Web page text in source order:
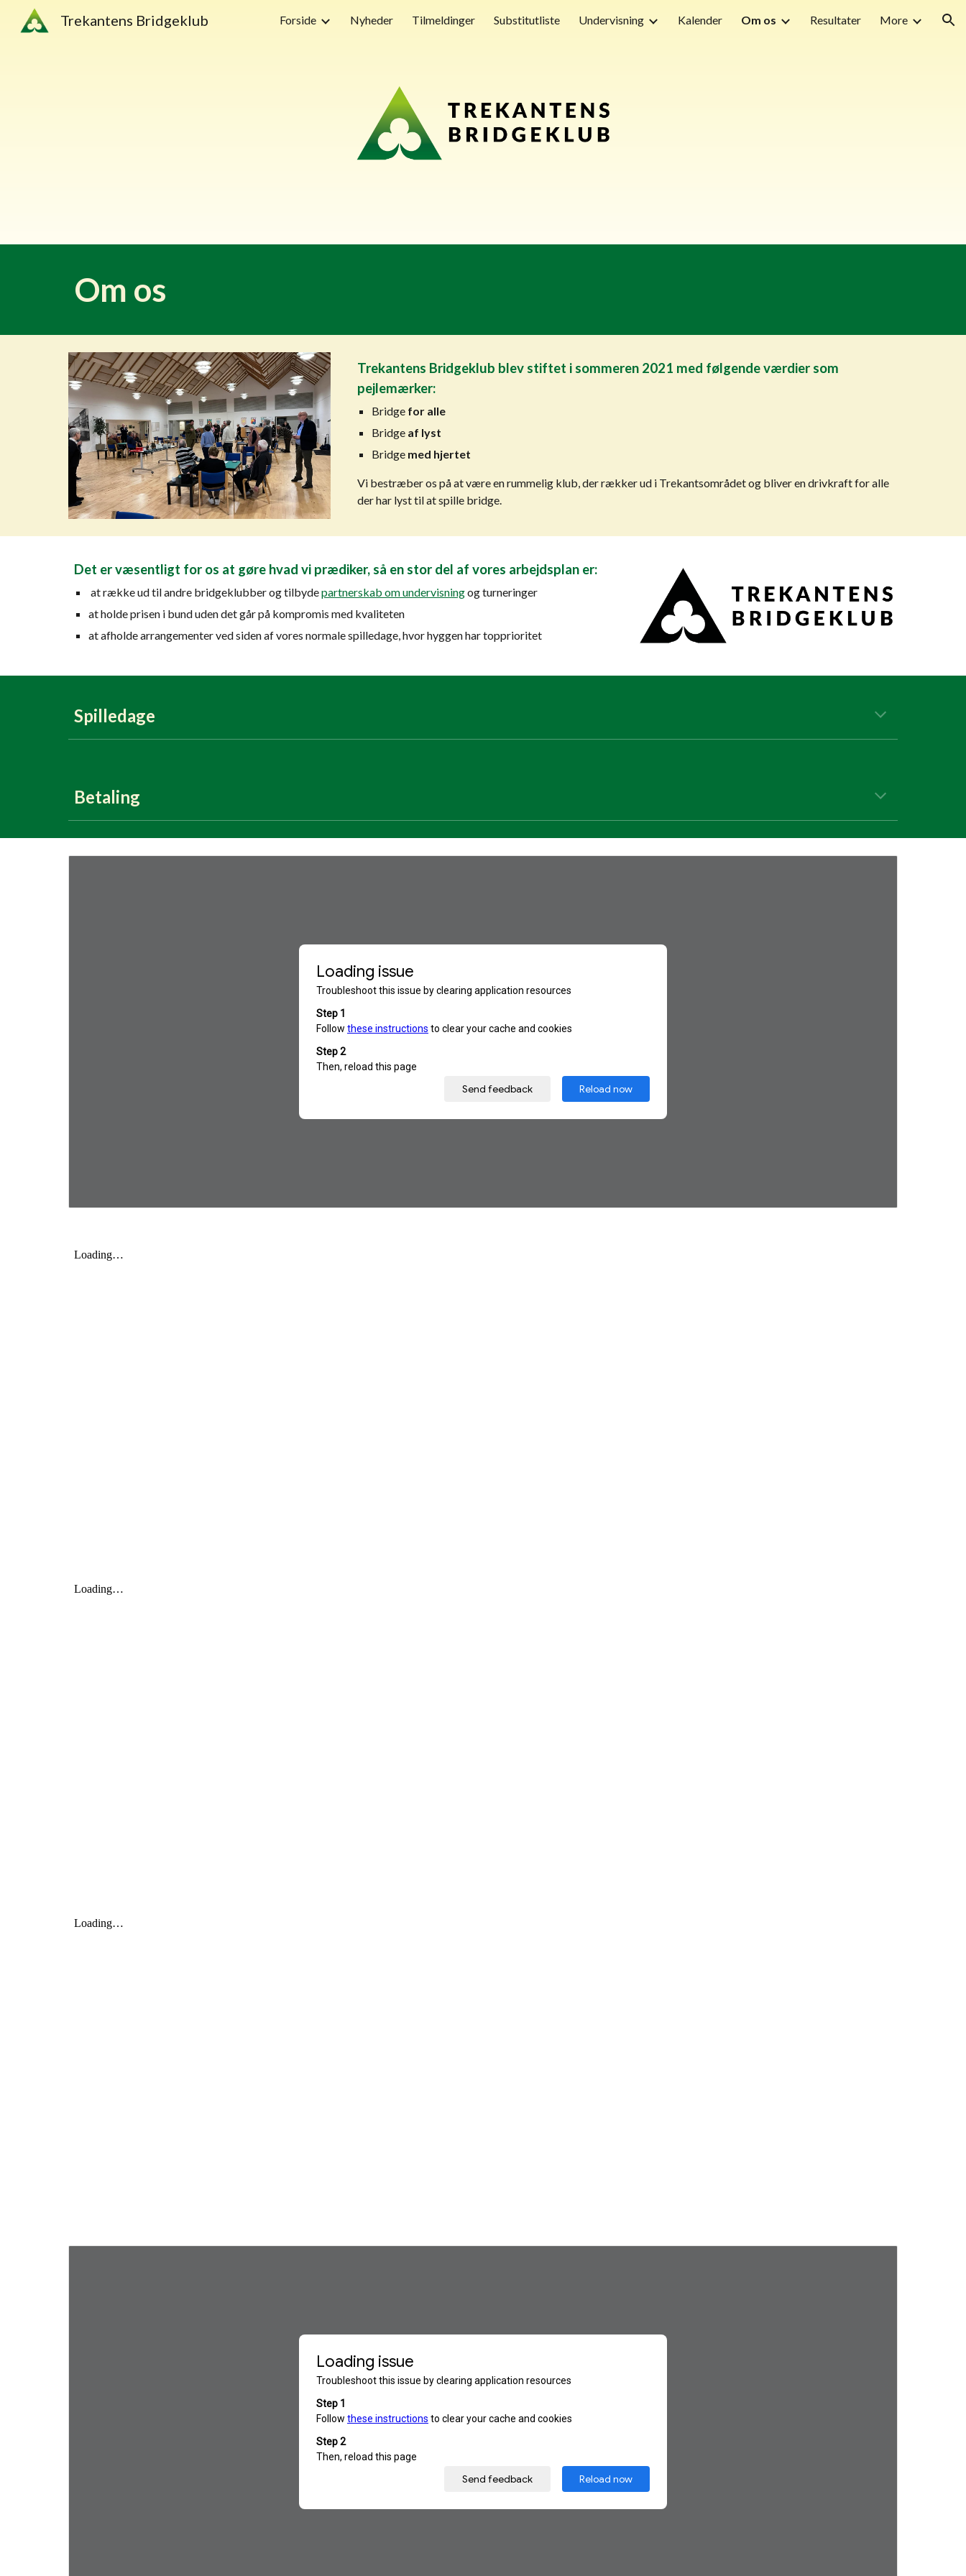
Skip to main content Skip to navigation
Trekantens Bridgeklub Forside Nyheder Tilmeldinger Substitutliste Undervisning Kalender Om os Resultater More
Om os
Trekantens Bridgeklub blev stiftet i sommeren 2021 med følgende værdier som
pejlemærker:
Bridge for alle
Bridge af lyst
Bridge med hjertet
Vi bestræber os på at være en rummelig klub, der rækker ud i Trekantsområdet og bliver en drivkraft for alle
der har lyst til at spille bridge.
Det er væsentligt for os at gøre hvad vi prædiker, så en stor del af vores arbejdsplan er:
at række ud til andre bridgeklubber og tilbydepartnerskab om undervisningog turneringer
at holde prisen i bund uden det går på kompromis med kvaliteten
at afholde arrangementer ved siden af vores normale spilledage, hvor hyggen har topprioritet
Spilledage
Betaling